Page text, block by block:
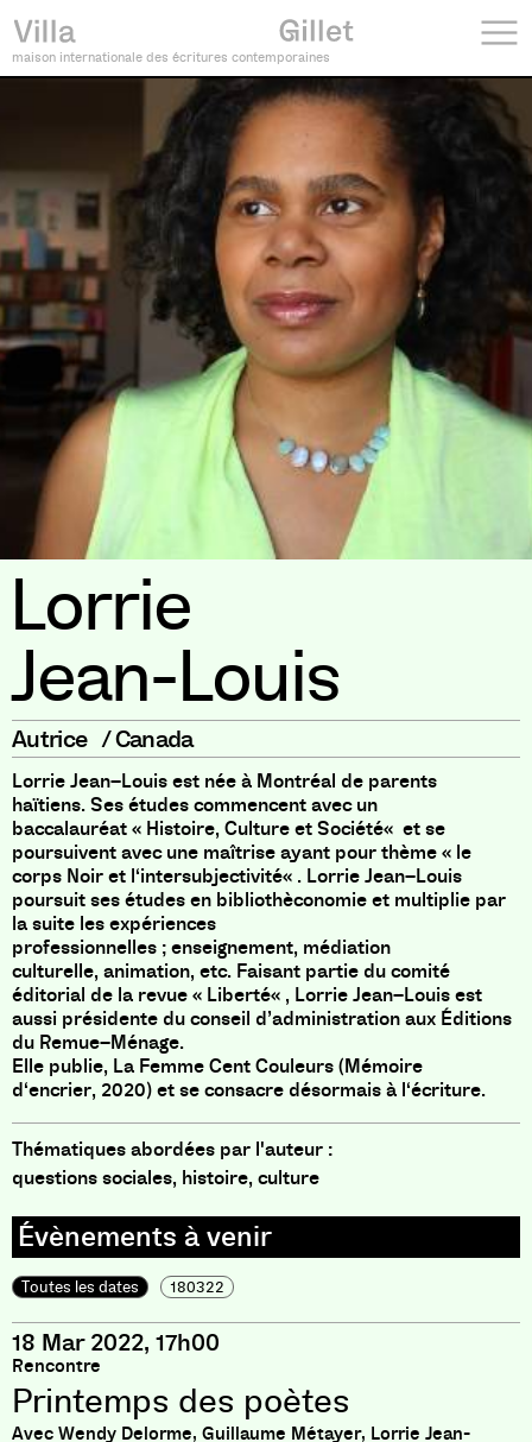
maison internationale des écritures contemporaines
Lorrie
Jean-Louis
Autrice /Canada
Lorrie Jean–Louis est née à Montréal de parents
haïtiens.Ses études commencent avec un
baccalauréat« Histoire,Culture et Société« et se
poursuivent avec une maîtrise ayant pour thème« le
corps Noir et l‘intersubjectivité« . Lorrie Jean–Louis
poursuit ses études en bibliothèconomie et multiplie par
la suite les expériences
professionnelles ;enseignement, médiation
culturelle,animation,etc. Faisant partie du comité
éditorial de la revue« Liberté« , Lorrie Jean–Louis est
aussi présidente du conseil d’administration aux Éditions
du Remue–Ménage.
Elle publie, La Femme Cent Couleurs(Mémoire
d‘encrier, 2020)et se consacre désormais à l‘écriture.
Thématiques abordées par l'auteur :
questions sociales, histoire, culture
Toutes les dates 180322
18 Mar 2022, 17h00
Rencontre
Printemps des poètes
Avec Wendy Delorme, Guillaume Métayer, Lorrie Jean-